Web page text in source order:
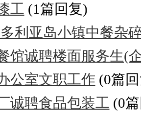
工 (1篇回复)
利亚岛小镇中餐杂
馆诚聘楼面服务生(
公室文职工作 (0篇
诚聘食品包装工 (0